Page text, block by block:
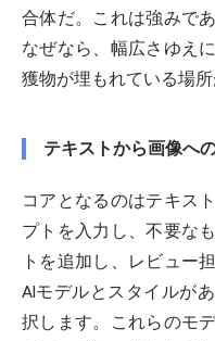
合体だ。これは強みで
なぜなら、幅広さゆえ
獲物が埋もれている場
テキストから画像へ
コアとなるのはテキス
プトを入力し、不要な
トを追加し、レビュー
AIモデルとスタイルが
択します。これらのモ